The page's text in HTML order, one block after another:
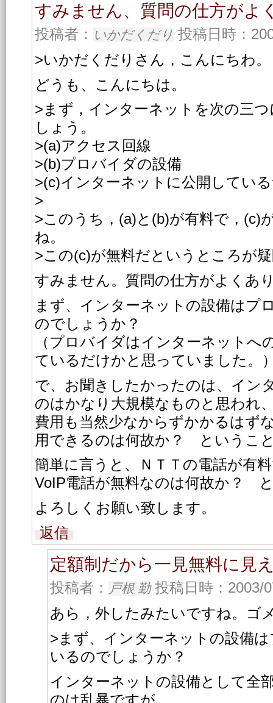
すみません、質問の仕方がよ
投稿者： いかだくだり 投稿日時：
>いかだくだりさん，こんにちわ。
どうも、こんにちは。
>まず，インターネットを次の三
しょう。
>(a)アクセス回線
>(b)プロバイダの設備
>(c)インターネットに公開してい
>
>このうち，(a)と(b)が有料で，(c)
ね。
>この(c)が無料だというところが
すみません。質問の仕方がよくあ
まず、インターネットの設備はプ
のでしょうか？
（プロバイダはインターネットへ
ているだけかと思っていました。
で、お聞きしたかったのは、イン
のはかなり大規模なものと思われ
費用も当然少なからずかかるはず
用できるのは何故か？ というこ
簡単に言うと、ＮＴＴの電話が有
VoIP電話が無料なのは何故か？
よろしくお願い致します。
返信
定額制だから一見無料に見
投稿者： 戸根 勤投稿日時：2003/
あら，外したみたいですね。ゴ
>まず、インターネットの設備
いるのでしょうか？
インターネットの設備として全
のは乱暴ですが，